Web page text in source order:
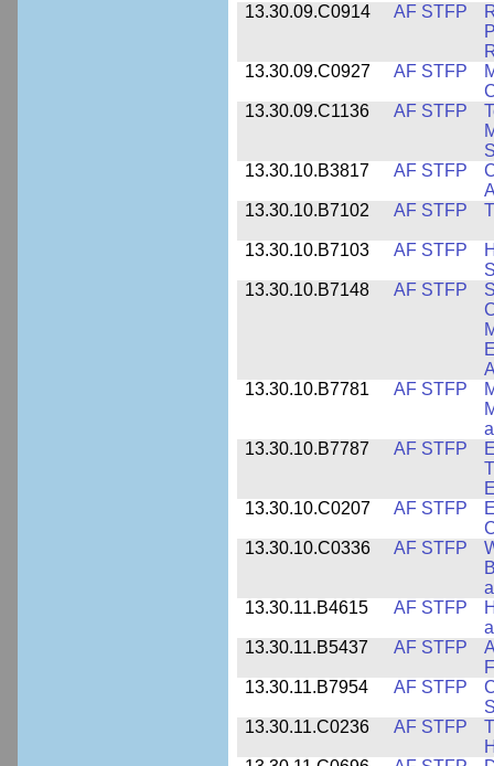
13.30.09.C0914 AF STFP
13.30.09.C0927
AF STFP
13.30.09.C1136
AF STFP
13.30.10.B3817
AF STFP
13.30.10.B7102
AF STFP
13.30.10.B7103 AF STFP
13.30.10.B7148
AF STFP
13.30.10.B7781
AF STFP
13.30.10.B7787
AF STFP
13.30.10.C0207
AF STFP
13.30.10.C0336
AF STFP
13.30.11.B4615
AF STFP
13.30.11.B5437
AF STFP
13.30.11.B7954
AF STFP
13.30.11.C0236
AF STFP